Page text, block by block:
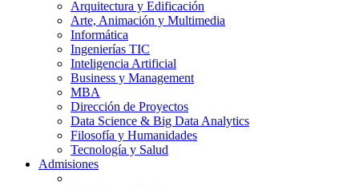
Arquitectura y Edificación
Arte, Animación y Multimedia
Informática
Ingenierías TIC
Inteligencia Artificial
Business y Management
MBA
Dirección de Proyectos
Data Science & Big Data Analytics
Filosofía y Humanidades
Tecnología y Salud
Admisiones